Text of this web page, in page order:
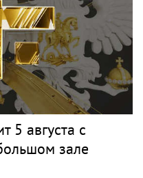
5 августа с
зале